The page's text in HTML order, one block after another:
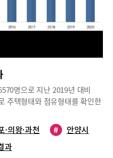
건이며, 2021년 대비 혼인은 증
명 순유입됐다. 전입과 전출
시 전체 사업체 수 2018년 대
사업체 수는 6만5722개로 2018
. 산업별로는 ‘도매 및 소매
가장 큰 비중을 차지하고 있으
사자 수는 2022년 안양시 전체
명(8.1%) 증가했다. 산업별
안양시 전체 산업의 15.8%로
비 0.6% 감소했다. 세대수는 전
음으로 석수2동(3만1304명),
.2017년 대비 인구가 가장 많
가장 많이 감소한 행정구
안양시 연령별 인구는 50대가 9
이다. 15세 미만 인구는 2017
감소했다.1인 가구 30대 가
1인 가구는 5만3240가구로
명으로 지난 2019년 대비
주택형태와 점유형태를 확인한
높게 나타났다.미취학 아동의
경에 대한 만족도를 5점 척도
장 높게 나타났고, 초중고 학부
·의왕·과천 #
안양시
과